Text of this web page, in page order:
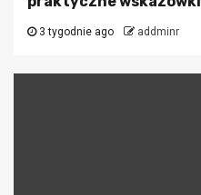
3 tygodnie ago addminr